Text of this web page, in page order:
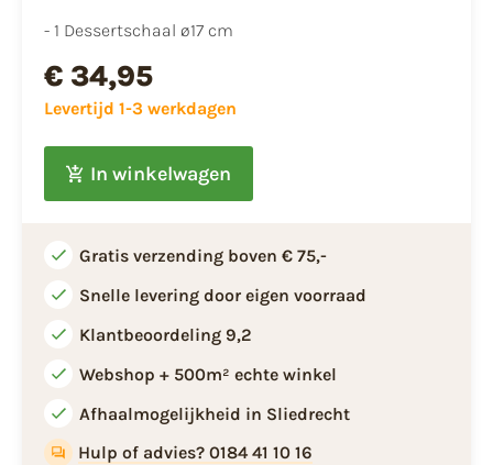
- 1 Dessertschaal ø17 cm
€ 34,95
Levertijd 1-3 werkdagen
In winkelwagen
Gratis verzending boven € 75,-
Snelle levering door eigen voorraad
Klantbeoordeling 9,2
Webshop + 500m² echte winkel
Afhaalmogelijkheid in Sliedrecht
Hulp of advies? 0184 41 10 16